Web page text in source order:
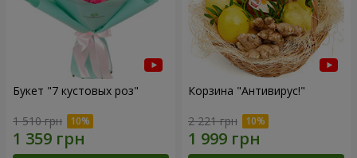
Букет "7 кустовых роз"
1 510 грн
Корзина "Антивирус!"
2 221 грн